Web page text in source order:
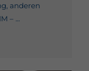
anderen
– ...